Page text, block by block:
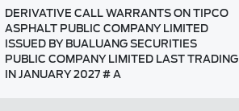
DERIVATIVE CALL WARRANTS ON TIPCO
ASPHALT PUBLIC COMPANY LIMITED
ISSUED BY BUALUANG SECURITIES
PUBLIC COMPANY LIMITED LAST TRADING
IN JANUARY 2027 # A